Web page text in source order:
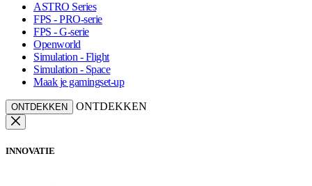
ASTRO Series
FPS - PRO-serie
FPS - G-serie
Openworld
Simulation - Flight
Simulation - Space
Maak je gamingset-up
ONTDEKKEN ONTDEKKEN
INNOVATIE